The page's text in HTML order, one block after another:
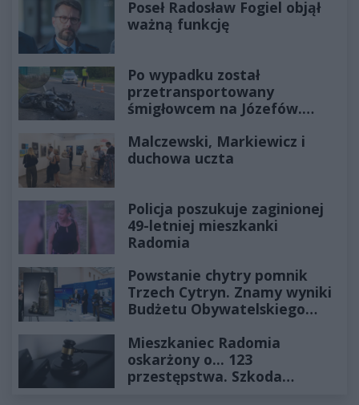
Poseł Radosław Fogiel objął
ważną funkcję
Po wypadku został
przetransportowany
śmigłowcem na Józefów.
Malczewski, Markiewicz i
duchowa uczta
Policja poszukuje zaginionej
49-letniej mieszkanki
Radomia
Powstanie chytry pomnik
Trzech Cytryn. Znamy wyniki
Budżetu Obywatelskiego
Mieszkaniec Radomia
oskarżony o... 123
przestępstwa. Szkoda